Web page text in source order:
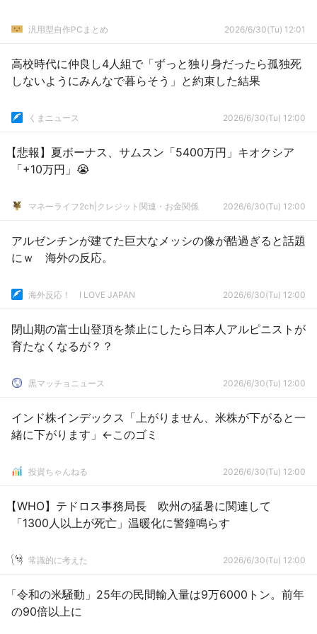
汎用型自作PCまとめ 2026/6/30(Tu) 12:01
高校時代に仲良し4人組で「ずっと独り身だったら孤独死
しないようにみんなで暮らそう」と約束した結果
くまニュース 2026/6/30(Tu) 12:00
【悲報】夏ボーナス、サムスン「5400万円」キオクシア
「+10万円」😭
マネーライフ2ch|クレジット関連・お金関係 2026/6/30(Tu) 12:00
アルゼンチンが建てた巨大なメッシの像が酷過ぎると話題
にｗ 海外の反応。
海外反応！ I LOVE JAPAN 2026/6/30(Tu) 12:00
閉山期の富士山登頂を禁止にしたら日本人アルピニストが
育たなくなるが？？
黒マッチョニュース 2026/6/30(Tu) 12:00
インド株インデックス「上がりません、米株が下がると一
緒に下がります」←このゴミ
投資ちゃんねる 2026/6/30(Tu) 12:00
【WHO】テドロス事務局長 欧州の猛暑に関連して
「1300人以上が死亡」温暖化に警鐘鳴らす
常識的に考えた 2026/6/30(Tu) 12:00
「令和の米騒動」25年の民間輸入量は9万6000トン。前年
の90倍以上に